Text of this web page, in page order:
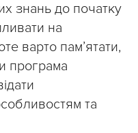
знань до початку
на
варто пам’ятати,
програма
та